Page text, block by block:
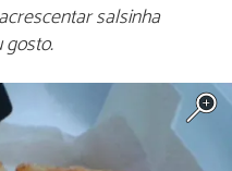
salsinha